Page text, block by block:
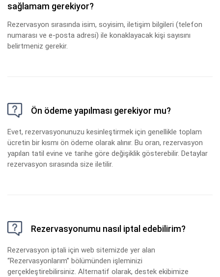
sağlamam gerekiyor?
Rezervasyon sırasında isim, soyisim, iletişim bilgileri (telefon
numarası ve e-posta adresi) ile konaklayacak kişi sayısını
belirtmeniz gerekir.
Ön ödeme yapılması gerekiyor mu?
Evet, rezervasyonunuzu kesinleştirmek için genellikle toplam
ücretin bir kısmı ön ödeme olarak alınır. Bu oran, rezervasyon
yapılan tatil evine ve tarihe göre değişiklik gösterebilir. Detaylar
rezervasyon sırasında size iletilir.
Rezervasyonumu nasıl iptal edebilirim?
Rezervasyon iptali için web sitemizde yer alan
“Rezervasyonlarım” bölümünden işleminizi
gerçekleştirebilirsiniz. Alternatif olarak, destek ekibimize